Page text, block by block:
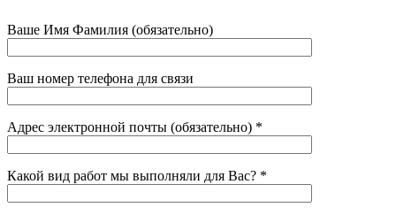
Ваше Имя Фамилия (обязательно)
Ваш номер телефона для связи
Адрес электронной почты (обязательно) *
Какой вид работ мы выполняли для Вас? *